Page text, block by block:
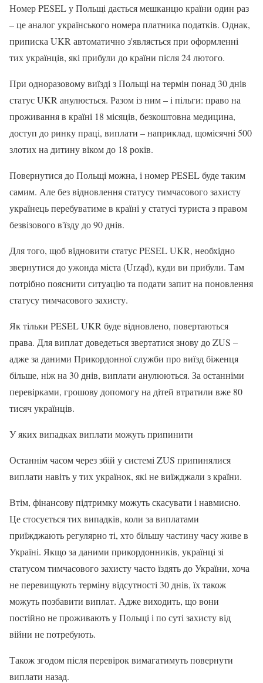
Номер PESEL у Польщі дається мешканцю країни один раз
– це аналог українського номера платника податків. Однак,
приписка UKR автоматично з'являється при оформленні
тих українців, які прибули до країни після 24 лютого.
При одноразовому виїзді з Польщі на термін понад 30 днів
статус UKR анулюється. Разом із ним – і пільги: право на
проживання в країні 18 місяців, безкоштовна медицина,
доступ до ринку праці, виплати – наприклад, щомісячні 500
злотих на дитину віком до 18 років.
Повернутися до Польщі можна, і номер PESEL буде таким
самим. Але без відновлення статусу тимчасового захисту
українець перебуватиме в країні у статусі туриста з правом
безвізового в'їзду до 90 днів.
Для того, щоб відновити статус PESEL UKR, необхідно
звернутися до ужонда міста (Urząd), куди ви прибули. Там
потрібно пояснити ситуацію та подати запит на поновлення
статусу тимчасового захисту.
Як тільки PESEL UKR буде відновлено, повертаються
права. Для виплат доведеться звертатися знову до ZUS –
адже за даними Прикордонної служби про виїзд біженця
більше, ніж на 30 днів, виплати анулюються. За останніми
перевірками, грошову допомогу на дітей втратили вже 80
тисяч українців.
У яких випадках виплати можуть припинити
Останнім часом через збій у системі ZUS припинялися
виплати навіть у тих українок, які не виїжджали з країни.
Втім, фінансову підтримку можуть скасувати і навмисно.
Це стосується тих випадків, коли за виплатами
приїжджають регулярно ті, хто більшу частину часу живе в
Україні. Якщо за даними прикордонників, українці зі
статусом тимчасового захисту часто їздять до України, хоча
не перевищують терміну відсутності 30 днів, їх також
можуть позбавити виплат. Адже виходить, що вони
постійно не проживають у Польщі і по суті захисту від
війни не потребують.
Також згодом після перевірок вимагатимуть повернути
виплати назад.